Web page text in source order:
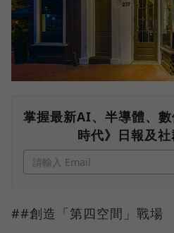
掌握最新AI、半導體、
時代》日報及
##創造「第四空間」戰場